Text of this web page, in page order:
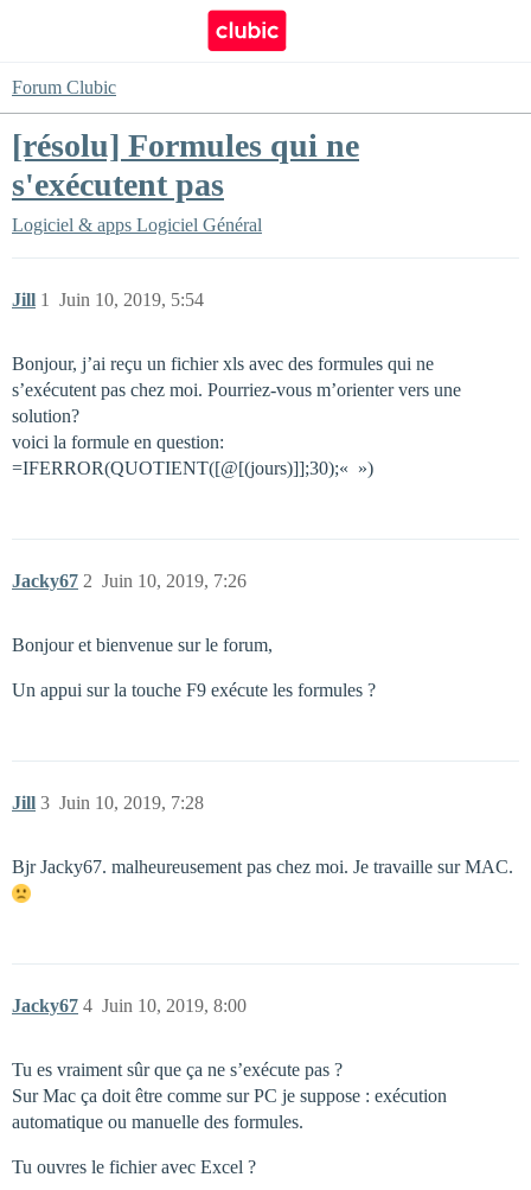
Forum Clubic
[résolu] Formules qui ne
s'exécutent pas
Logiciel & apps Logiciel Général
Jill Juin 10, 2019, 5:54
1
Bonjour, j’ai reçu un fichier xls avec des formules qui ne
s’exécutent pas chez moi. Pourriez-vous m’orienter vers une
solution?
voici la formule en question:
=IFERROR(QUOTIENT([@[(jours)]];30);« »)
Jacky67 Juin 10, 2019, 7:26
2
Bonjour et bienvenue sur le forum,
Un appui sur la touche F9 exécute les formules ?
Jill Juin 10, 2019, 7:28
3
Bjr Jacky67. malheureusement pas chez moi. Je travaille sur MAC.
Jacky67 Juin 10, 2019, 8:00
4
Tu es vraiment sûr que ça ne s’exécute pas ?
Sur Mac ça doit être comme sur PC je suppose : exécution
automatique ou manuelle des formules.
Tu ouvres le fichier avec Excel ?